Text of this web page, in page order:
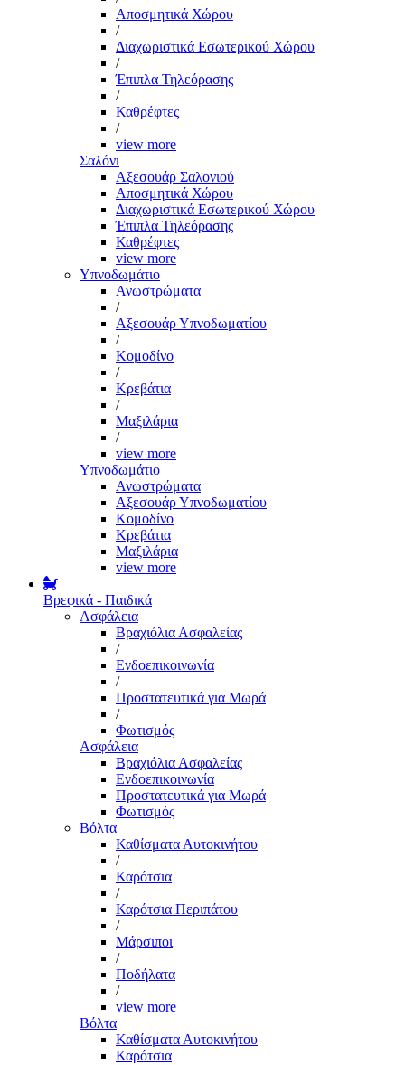
Αποσμητικά Χώρου
/
Διαχωριστικά Εσωτερικού Χώρου
/
Έπιπλα Τηλεόρασης
/
Καθρέφτες
/
view more
Σαλόνι
Αξεσουάρ Σαλονιού
Αποσμητικά Χώρου
Διαχωριστικά Εσωτερικού Χώρου
Έπιπλα Τηλεόρασης
Καθρέφτες
view more
Υπνοδωμάτιο
Ανωστρώματα
/
Αξεσουάρ Υπνοδωματίου
/
Κομοδίνο
/
Κρεβάτια
/
Μαξιλάρια
/
view more
Υπνοδωμάτιο
Ανωστρώματα
Αξεσουάρ Υπνοδωματίου
Κομοδίνο
Κρεβάτια
Μαξιλάρια
view more
Βρεφικά - Παιδικά
Ασφάλεια
Βραχιόλια Ασφαλείας
/
Ενδοεπικοινωνία
/
Προστατευτικά για Μωρά
/
Φωτισμός
Ασφάλεια
Βραχιόλια Ασφαλείας
Ενδοεπικοινωνία
Προστατευτικά για Μωρά
Φωτισμός
Βόλτα
Καθίσματα Αυτοκινήτου
/
Καρότσια
/
Καρότσια Περιπάτου
/
Μάρσιποι
/
Ποδήλατα
/
view more
Βόλτα
Καθίσματα Αυτοκινήτου
Καρότσια